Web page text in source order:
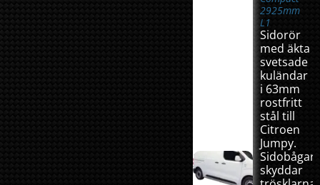
2925mm
L1
Sidorör
med äkta
svetsade
kuländar
i 63mm
rostfritt
stål till
Citroen
Jumpy.
skyddar